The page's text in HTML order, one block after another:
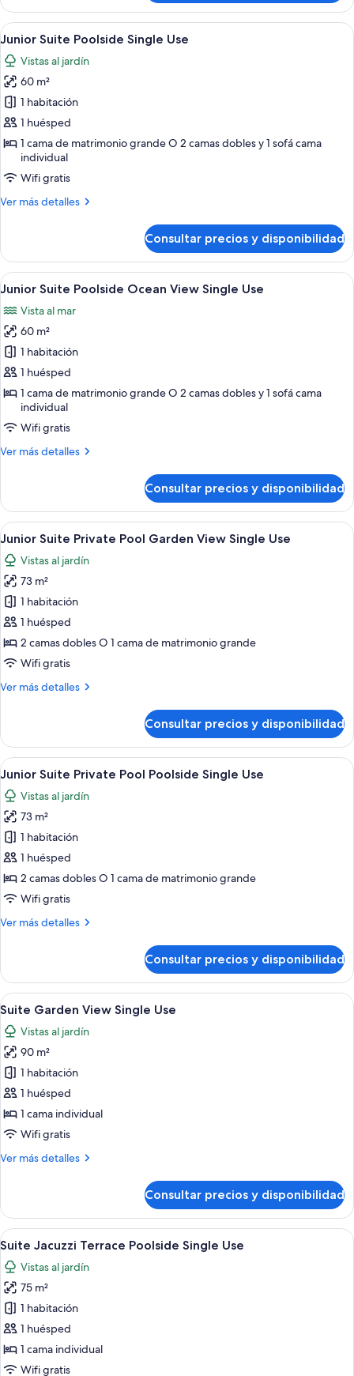
Suite
Jacuzzi
Terrace
Poolside
Single
Use
Abrir
todas
las
fotos
de
Junior
Suite
Poolside
Single
Use
Una habitación de hotel moderna
5
Junior Suite Poolside Single Use
Vistas al jardín
60 m²
1 habitación
1 huésped
1 cama de matrimonio grande O 2 camas dobles y 1 sofá cama
individual
Wifi gratis
Ver más detalles
Más
Suite
Poolside
Single
Consultar precios y disponibilidad
Abrir
todas
las
fotos
de
Junior
Suite
Poolside
Ocean
View
Una habitación de hotel moderna
5
Junior Suite Poolside Ocean View Single Use
Vista al mar
60 m²
1 habitación
1 huésped
1 cama de matrimonio grande O 2 camas dobles y 1 sofá cama
individual
Wifi gratis
Ver más detalles
Más
Suite
Poolside
Ocean
View
Single
Use
Consultar precios y disponibilidad
Abrir
todas
las
fotos
de
Junior
Suite
Private
Garden
Use
Un área junto a la piscina con un
5
Junior Suite Private Pool Garden View Single Use
Vistas al jardín
73 m²
1 habitación
1 huésped
2 camas dobles O 1 cama de matrimonio grande
Wifi gratis
Ver más detalles
Más
Suite
Private
Pool
Garden
View
Single
Use
Consultar precios y disponibilidad
Abrir
todas
las
fotos
de
Junior
Suite
Private
Poolside
Un área junto a la piscina con un
5
Junior Suite Private Pool Poolside Single Use
Vistas al jardín
73 m²
1 habitación
1 huésped
2 camas dobles O 1 cama de matrimonio grande
Wifi gratis
Ver más detalles
Más
Suite
Private
Pool
Poolside
Single
Use
Consultar precios y disponibilidad
Abrir
todas
las
fotos
de
Suite
Garden
View
Use
Una habitación de hotel moderna
5
Suite Garden View Single Use
Vistas al jardín
90 m²
1 habitación
1 huésped
1 cama individual
Wifi gratis
Ver más detalles
Más
Garden
View
Single
Use
Consultar precios y disponibilidad
Abrir
todas
las
fotos
de
Suite
Jacuzzi
Terrace
Habitación de hotel moderna con
6
Suite Jacuzzi Terrace Poolside Single Use
Vistas al jardín
75 m²
1 habitación
1 huésped
1 cama individual
Wifi gratis